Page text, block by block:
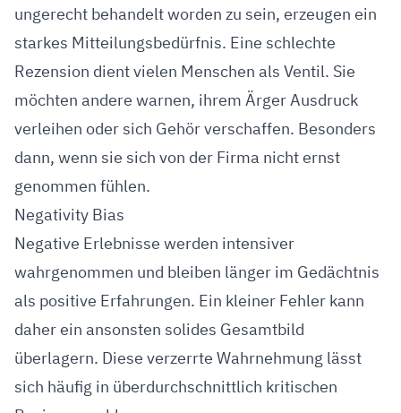
ungerecht behandelt worden zu sein, erzeugen ein
starkes Mitteilungsbedürfnis. Eine schlechte
Rezension dient vielen Menschen als Ventil. Sie
möchten andere warnen, ihrem Ärger Ausdruck
verleihen oder sich Gehör verschaffen. Besonders
dann, wenn sie sich von der Firma nicht ernst
genommen fühlen.
Negativity Bias
Negative Erlebnisse werden intensiver
wahrgenommen und bleiben länger im Gedächtnis
als positive Erfahrungen. Ein kleiner Fehler kann
daher ein ansonsten solides Gesamtbild
überlagern. Diese verzerrte Wahrnehmung lässt
sich häufig in überdurchschnittlich kritischen